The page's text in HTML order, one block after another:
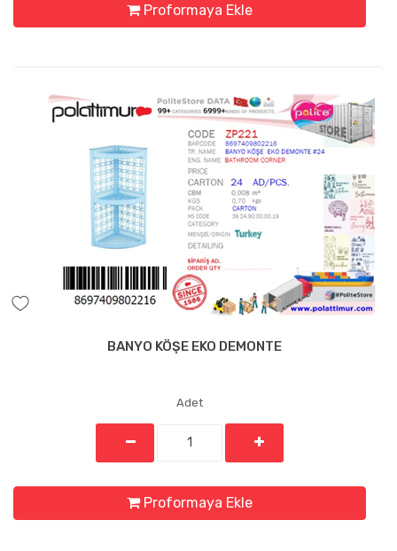
Proformaya Ekle
BANYO KÖŞE EKO DEMONTE
Adet
Proformaya Ekle